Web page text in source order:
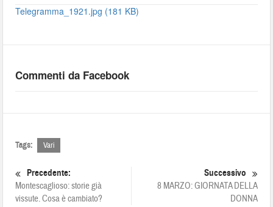
Telegramma_1921.jpg (181 KB)
Commenti da Facebook
Tags: Vari
Precedente:
Montescaglioso: storie già
vissute. Cosa è cambiato?
Successivo
8 MARZO: GIORNATA DELLA
DONNA